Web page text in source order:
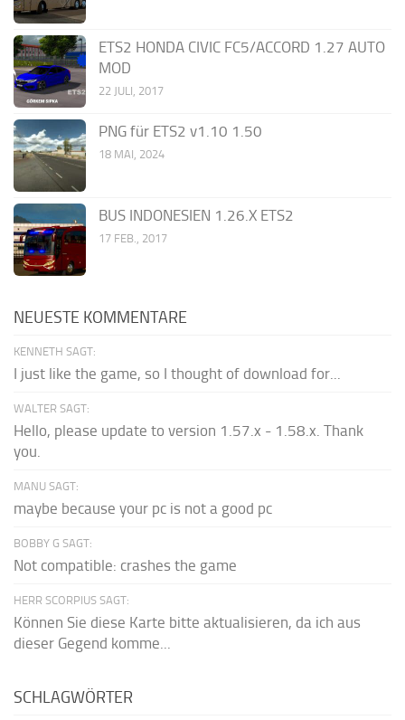
ETS2 HONDA CIVIC FC5/ACCORD 1.27 AUTO
MOD
22 JULI, 2017
PNG für ETS2 v1.10 1.50
18 MAI, 2024
BUS INDONESIEN 1.26.X ETS2
17 FEB., 2017
NEUESTE KOMMENTARE
KENNETH SAGT:
I just like the game, so I thought of download for...
WALTER SAGT:
Hello, please update to version 1.57.x - 1.58.x. Thank
you.
MANU SAGT:
maybe because your pc is not a good pc
BOBBY G SAGT:
Not compatible: crashes the game
HERR SCORPIUS SAGT:
Können Sie diese Karte bitte aktualisieren, da ich aus
dieser Gegend komme...
SCHLAGWÖRTER